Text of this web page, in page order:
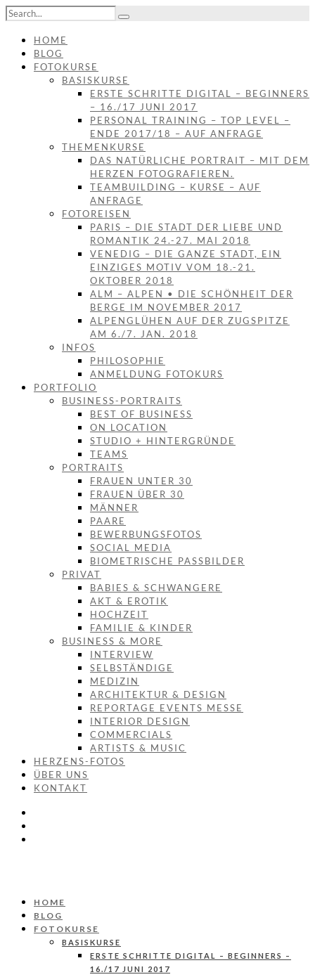
HOME
BLOG
FOTOKURSE
BASISKURSE
ERSTE SCHRITTE DIGITAL – BEGINNERS
– 16./17 JUNI 2017
PERSONAL TRAINING – TOP LEVEL –
ENDE 2017/18 – AUF ANFRAGE
THEMENKURSE
DAS NATÜRLICHE PORTRAIT – MIT DEM
HERZEN FOTOGRAFIEREN.
TEAMBUILDING – KURSE – AUF
ANFRAGE
FOTOREISEN
PARIS – DIE STADT DER LIEBE UND
ROMANTIK 24.-27. MAI 2018
VENEDIG – DIE GANZE STADT, EIN
EINZIGES MOTIV VOM 18.-21.
OKTOBER 2018
ALM – ALPEN • DIE SCHÖNHEIT DER
BERGE IM NOVEMBER 2017
ALPENGLÜHEN AUF DER ZUGSPITZE
AM 6./7. JAN. 2018
INFOS
PHILOSOPHIE
ANMELDUNG FOTOKURS
PORTFOLIO
BUSINESS-PORTRAITS
BEST OF BUSINESS
ON LOCATION
STUDIO + HINTERGRÜNDE
TEAMS
PORTRAITS
FRAUEN UNTER 30
FRAUEN ÜBER 30
MÄNNER
PAARE
BEWERBUNGSFOTOS
SOCIAL MEDIA
BIOMETRISCHE PASSBILDER
PRIVAT
BABIES & SCHWANGERE
AKT & EROTIK
HOCHZEIT
FAMILIE & KINDER
BUSINESS & MORE
INTERVIEW
SELBSTÄNDIGE
MEDIZIN
ARCHITEKTUR & DESIGN
REPORTAGE EVENTS MESSE
INTERIOR DESIGN
COMMERCIALS
ARTISTS & MUSIC
HERZENS-FOTOS
ÜBER UNS
KONTAKT
HOME
BLOG
FOTOKURSE
BASISKURSE
ERSTE SCHRITTE DIGITAL – BEGINNERS –
16./17 JUNI 2017